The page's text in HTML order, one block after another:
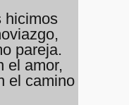
hicimos
pareja.
el amor,
el camino